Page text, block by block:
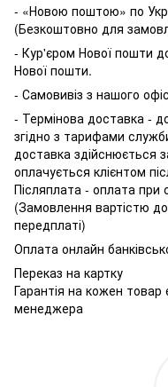
- «Новою поштою» по
(Безкоштовно для
- Кур'єром Нової пошти
Нової пошти.
- Самовивіз з нашого
- Термінова доставка -
згідно з тарифами
доставка здійснюється
оплачується клієнтом
Післяплата - оплата при
(Замовлення вартістю
передплаті)
Оплата онлайн
Переказ на картку
Гарантія на кожен товар
менеджера